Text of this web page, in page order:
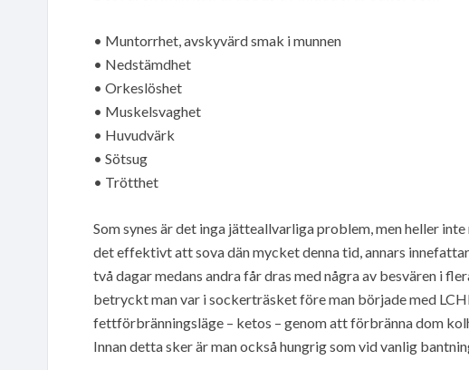
• Muntorrhet, avskyvärd smak i munnen
• Nedstämdhet
• Orkeslöshet
• Muskelsvaghet
• Huvudvärk
• Sötsug
• Trötthet
Som synes är det inga jätteallvarliga problem, men heller
det effektivt att sova dän mycket denna tid, annars
två dagar medans andra får dras med några av besvären i
betryckt man var i sockerträsket före man började med
fettförbränningsläge – ketos – genom att förbränna dom
Innan detta sker är man också hungrig som vid vanlig